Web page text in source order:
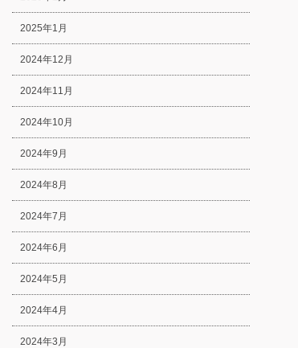
2025年1月
2024年12月
2024年11月
2024年10月
2024年9月
2024年8月
2024年7月
2024年6月
2024年5月
2024年4月
2024年3月